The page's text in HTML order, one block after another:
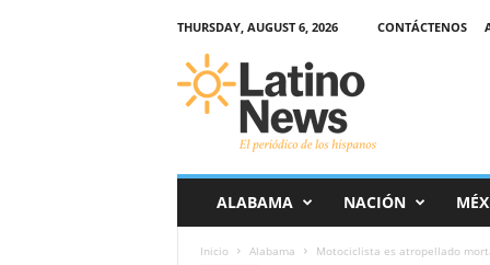
THURSDAY, AUGUST 6, 2026 CONTÁCTENOS
ALABAMA NACIÓN
Inicio Alabama Motociclista es atropellado